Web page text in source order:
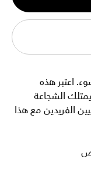
اعتبر هذه
الشجاعة
الفريدين مع هذا